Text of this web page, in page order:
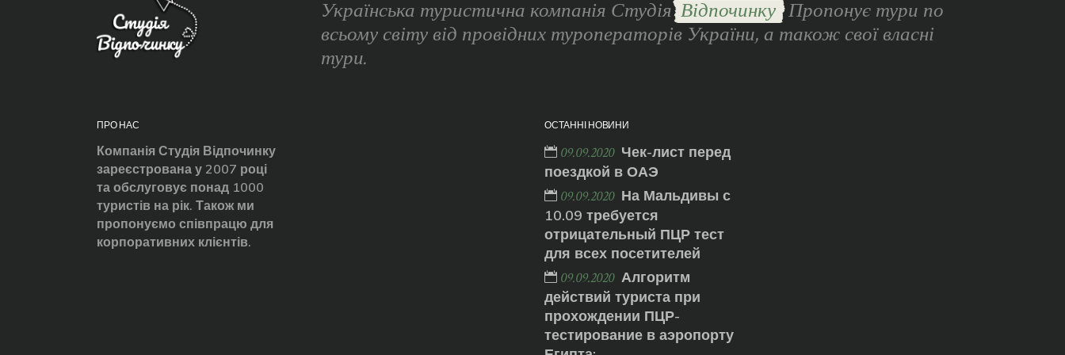
Українська туристична компанія СтудіяВідпочинку Пропонує тури по
всьому світу від провідних туроператорів України, а також свої власні
тури.
ПРО НАС
Компанія Студія Відпочинку
зареєстрована у 2007 році
та обслуговує понад 1000
туристів на рік. Також ми
пропонуємо співпрацю для
корпоративних клієнтів.
ОСТАННІ НОВИНИ
09.09.2020 Чек-лист перед
поездкой в ОАЭ
09.09.2020 На Мальдивы с
10.09 требуется
отрицательный ПЦР тест
для всех посетителей
09.09.2020 Алгоритм
действий туриста при
прохождении ПЦР-
тестирование в аэропорту